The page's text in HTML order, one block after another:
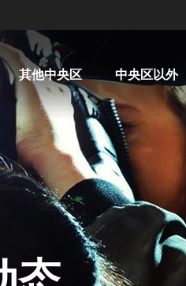
其他中央区 中央区以外